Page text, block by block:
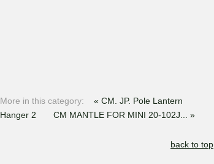
More in this category:
« CM. JP. Pole Lantern
Hanger 2
CM MANTLE FOR MINI 20-102J... »
back to top